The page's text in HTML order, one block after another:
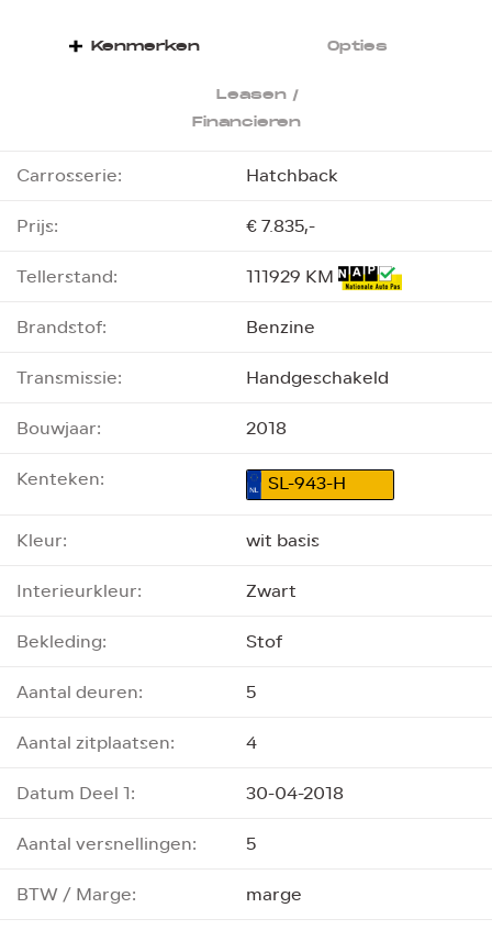
Kenmerken Opties
Leasen /
Financieren
Carrosserie:
Hatchback
Prijs:
€ 7.835,-
Tellerstand:
111929 KM
Brandstof:
Benzine
Transmissie:
Handgeschakeld
Bouwjaar:
2018
Kenteken:
SL-943-H
Kleur:
wit basis
Interieurkleur:
Zwart
Bekleding:
Stof
Aantal deuren:
5
Aantal zitplaatsen:
4
Datum Deel 1:
30-04-2018
Aantal versnellingen:
5
BTW / Marge:
marge